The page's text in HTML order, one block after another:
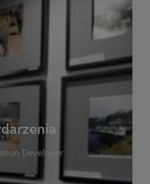
Developer
publikujemy informacje o
organizowanych przez
tu zapowiedzi spotkań
prelekcji i zajęć
grup wiekowych. Każde
celu promowanie kultury
społeczności lokalnej.
wydarzeń możesz łatwo